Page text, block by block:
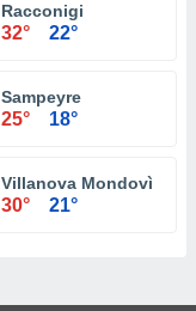
Racconigi
32° 22°
Sampeyre
25° 18°
Villanova Mondovì
30° 21°